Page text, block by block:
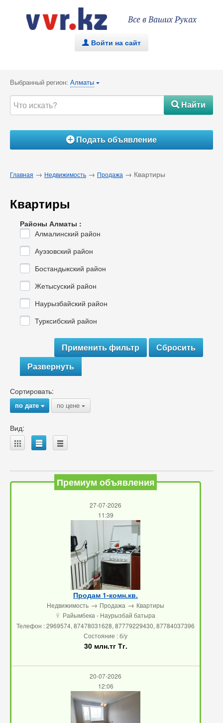
Все в Ваших Руках
. Войти на сайт
Выбранный регион: Алматы {
#Найти
ÁПодать объявление
Главная → Недвижимость → Продажа → Квартиры
Квартиры
Районы Алматы :
Алмалинский район
Ауэзовский район
Бостандыкский район
Жетысуский район
Наурызбайский район
Турксибский район
Развернуть
Сортировать:
по дате{ по цене {
Вид:
A B C
Премиум объявления
27-07-2026
11:39
Продам 1-комн.кв.
Недвижимость → Продажа → Квартиры
u
Райымбека - Наурызбай батыра
Телефон : 2969574, 87478031628, 87779229430, 87784037396
Состояние : б/у
30 млн.тг Тг.
20-07-2026
12:06